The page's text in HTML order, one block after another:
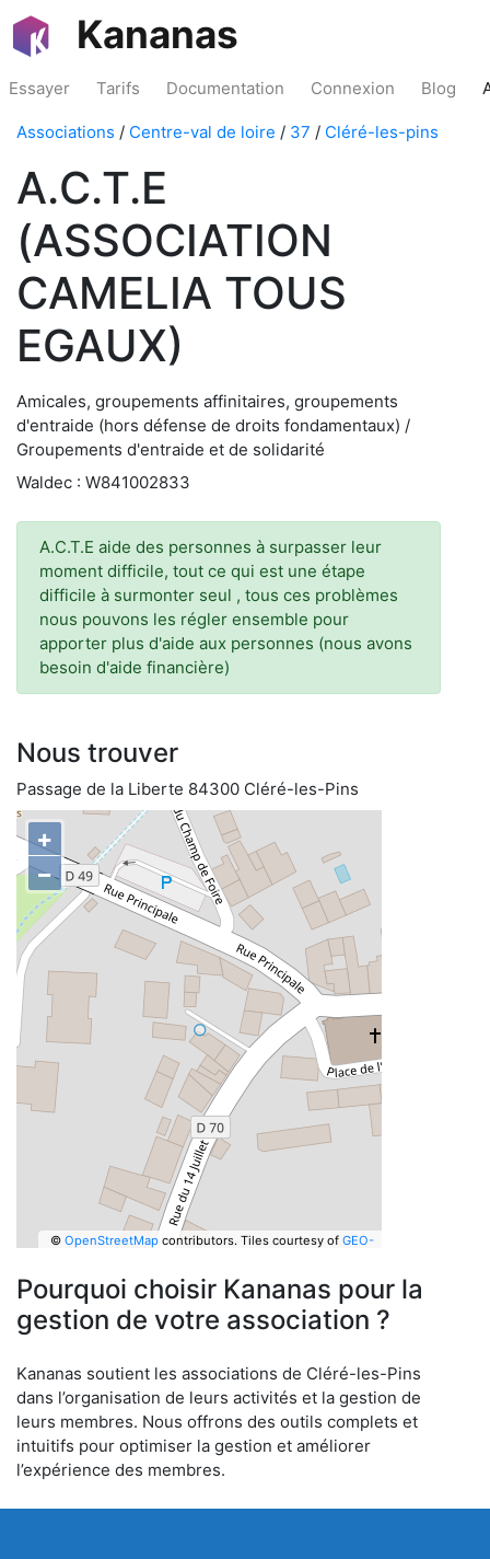
Kananas
Essayer Tarifs Documentation Connexion Blog
Associations / Centre-val de loire / 37 / Cléré-les-pins
A.C.T.E
(ASSOCIATION
CAMELIA TOUS
EGAUX)
Amicales, groupements affinitaires, groupements
d'entraide (hors défense de droits fondamentaux) /
Groupements d'entraide et de solidarité
Waldec : W841002833
A.C.T.E aide des personnes à surpasser leur
moment difficile, tout ce qui est une étape
difficile à surmonter seul , tous ces problèmes
nous pouvons les régler ensemble pour
apporter plus d'aide aux personnes (nous avons
besoin d'aide financière)
Nous trouver
Passage de la Liberte 84300 Cléré-les-Pins
+
−
© OpenStreetMapcontributors. Tiles courtesy of GEO-
Pourquoi choisir Kananas pour la
gestion de votre association ?
Kananas soutient les associations de Cléré-les-Pins
dans l’organisation de leurs activités et la gestion de
leurs membres. Nous offrons des outils complets et
intuitifs pour optimiser la gestion et améliorer
l’expérience des membres.